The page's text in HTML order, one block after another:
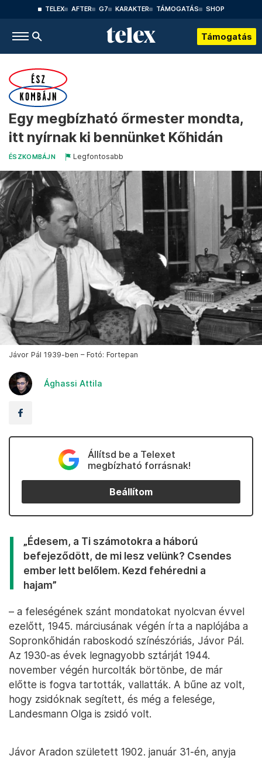
TELEX AFTER G7 KARAKTER TÁMOGATÁS SHOP
Támogatás
Egy megbízható őrmester mondta,
itt nyírnak ki bennünket Kőhidán
ÉSZKOMBÁJN Legfontosabb
Jávor Pál 1939-ben – Fotó: Fortepan
Ághassi Attila
Állítsd be a Telexet
megbízható forrásnak!
Beállítom
„Édesem, a Ti számotokra a háború
befejeződött, de mi lesz velünk? Csendes
ember lett belőlem. Kezd fehéredni a
hajam”
– a feleségének szánt mondatokat nyolcvan évvel
ezelőtt, 1945. márciusának végén írta a naplójába a
Sopronkőhidán raboskodó színészóriás, Jávor Pál.
Az 1930-as évek legnagyobb sztárját 1944.
november végén hurcolták börtönbe, de már
előtte is fogva tartották, vallatták. A bűne az volt,
hogy zsidóknak segített, és még a felesége,
Landesmann Olga is zsidó volt.
Jávor Aradon született 1902. január 31-én, anyja